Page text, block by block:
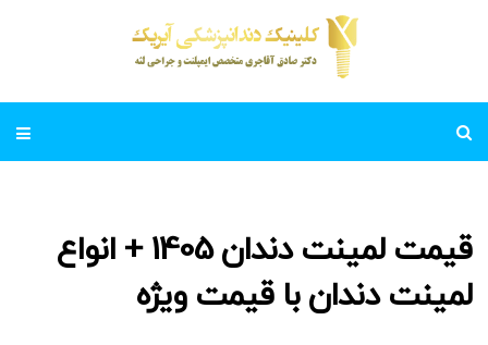
قیمت لمینت دندان 1405 + انواع
لمینت دندان با قیمت ویژه